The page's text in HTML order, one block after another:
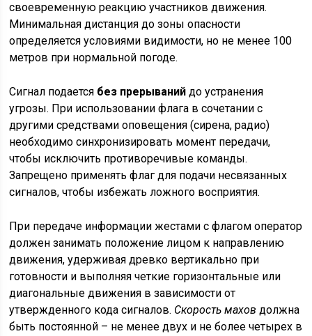
своевременную реакцию участников движения.
Минимальная дистанция до зоны опасности
определяется условиями видимости, но не менее 100
метров при нормальной погоде.
Сигнал подается без прерываний до устранения
угрозы. При использовании флага в сочетании с
другими средствами оповещения (сирена, радио)
необходимо синхронизировать момент передачи,
чтобы исключить противоречивые команды.
Запрещено применять флаг для подачи несвязанных
сигналов, чтобы избежать ложного восприятия.
При передаче информации жестами с флагом оператор
должен занимать положение лицом к направлению
движения, удерживая древко вертикально при
готовности и выполняя четкие горизонтальные или
диагональные движения в зависимости от
утвержденного кода сигналов. Скорость махов должна
быть постоянной – не менее двух и не более четырех в